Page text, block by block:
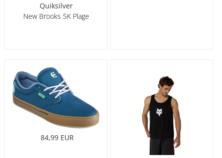
Quiksilver
New Brooks 5K Plage
84,99 EUR